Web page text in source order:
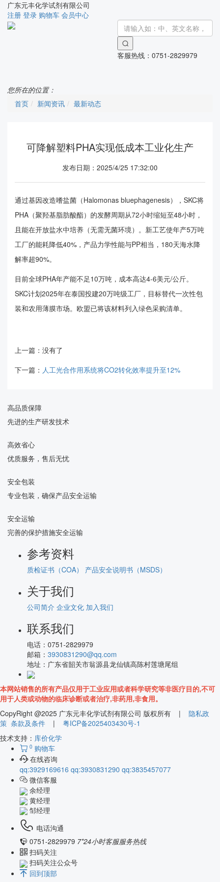
广东元丰化学试剂有限公司
注册 登录 购物车 会员中心
客服热线： 0751-2829979
您所在的位置：
首页
新闻资讯 最新动态
可降解塑料PHA实现低成本工业化生产
发布日期：2025/4/25 17:32:00
通过基因改造嗜盐菌（Halomonas bluephagenesis），SKC将
PHA（聚羟基脂肪酸酯）的发酵周期从72小时缩短至48小时，
且能在开放盐水中培养（无需无菌环境）。新工艺使年产5万吨
工厂的能耗降低40%，产品力学性能与PP相当，180天海水降
解率超90%。
目前全球PHA年产能不足10万吨，成本高达4-6美元/公斤。
SKC计划2025年在泰国投建20万吨级工厂，目标替代一次性包
装和农用薄膜市场。欧盟已将该材料列入绿色采购清单。
上一篇：没有了
下一篇： 人工光合作用系统将CO2转化效率提升至12%
高品质保障
先进的生产研发技术
高效省心
优质服务，售后无忧
安全包装
专业包装，确保产品安全运输
安全运输
完善的保护措施安全运输
参考资料
质检证书（COA） 产品安全说明书（MSDS）
关于我们
公司简介 企业文化 加入我们
联系我们
电话： 0751-2829979
邮箱： 3930831290@qq.com
地址： 广东省韶关市翁源县龙仙镇高陈村莲塘尾组
本网站销售的所有产品仅用于工业应用或者科学研究等非医疗目的,不可
用于人类或动物的临床诊断或者治疗,非药用,非食用。
CopyRight @2025 广东元丰化学试剂有限公司 版权所有 | 隐私政
策 条款及条件 | 粤ICP备2025403430号-1
技术支持： 库价化学
0 购物车
在线咨询
qq:3929169616 qq:3930831290 qq:3835457077
微信客服
余经理
黄经理
邹经理
电话沟通
0751-2829979 7*24小时客服服务热线
扫码关注
扫码关注公众号
回到顶部